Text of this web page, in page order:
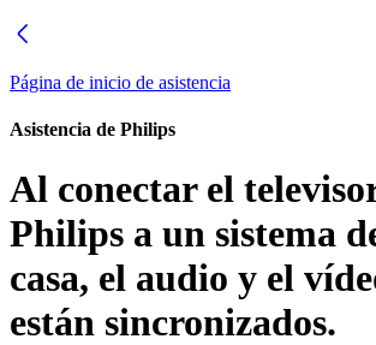
Página de inicio de asistencia
Asistencia de Philips
Al conectar el
Philips a un sistema
casa, el audio y el
están sincronizados.